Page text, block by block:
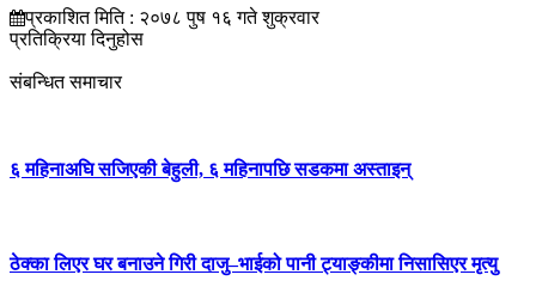
प्रकाशित मिति : २०७८ पुष १६ गते शुक्रवार
प्रतिक्रिया दिनुहोस
संबन्धित समाचार
६ महिनाअघि सजिएकी बेहुली, ६ महिनापछि सडकमा अस्ताइन्
ठेक्का लिएर घर बनाउने गिरी दाजु–भाईको पानी ट्याङ्कीमा निसासिएर मृत्यु